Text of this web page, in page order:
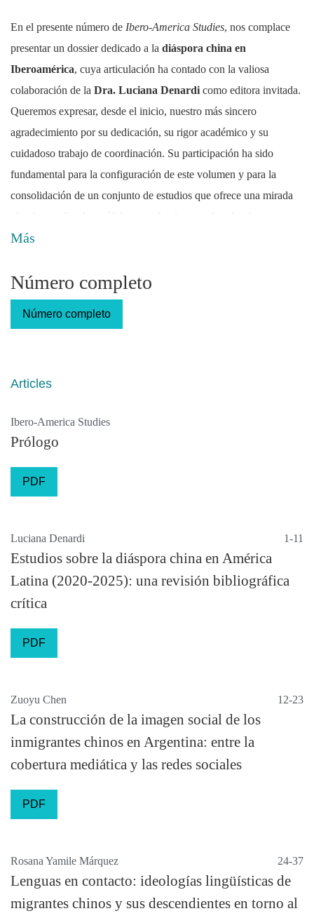
En el presente número de Ibero-America Studies, nos complace
presentar un dossier dedicado a la diáspora china en
Iberoamérica, cuya articulación ha contado con la valiosa
colaboración de la Dra. Luciana Denardi como editora invitada.
Queremos expresar, desde el inicio, nuestro más sincero
agradecimiento por su dedicación, su rigor académico y su
cuidadoso trabajo de coordinación. Su participación ha sido
fundamental para la configuración de este volumen y para la
consolidación de un conjunto de estudios que ofrece una mirada
plural, actualizada y sólidamente fundamentada sobre las
trayectorias, experiencias y representaciones de las comunidades
revisión bibliográfica crítica firmada por la propia Denardi al
inicio del dossier refuerza, además, esta vocación de balance y
apertura del número hacia nuevas agendas de investigación.
Más
Número completo
Número completo
Articles
Ibero-America Studies
Prólogo
PDF
Luciana Denardi 1-11
Estudios sobre la diáspora china en América
Latina (2020-2025): una revisión bibliográfica
crítica
PDF
Zuoyu Chen 12-23
La construcción de la imagen social de los
inmigrantes chinos en Argentina: entre la
cobertura mediática y las redes sociales
PDF
Rosana Yamile Márquez 24-37
Lenguas en contacto: ideologías lingüísticas de
migrantes chinos y sus descendientes en torno al